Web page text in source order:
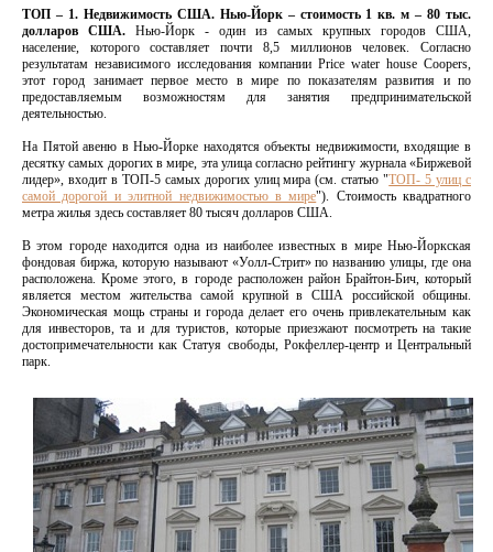
ТОП – 1. Недвижимость США. Нью-Йорк – стоимость 1 кв. м – 80 тыс.
долларов США. Нью-Йорк - один из самых крупных городов США,
население, которого составляет почти 8,5 миллионов человек. Согласно
результатам независимого исследования компании Price water house Coopers,
этот город занимает первое место в мире по показателям развития и по
предоставляемым возможностям для занятия предпринимательской
деятельностью.
На Пятой авеню в Нью-Йорке находятся объекты недвижимости, входящие в
десятку самых дорогих в мире, эта улица согласно рейтингу журнала «Биржевой
лидер», входит в ТОП-5 самых дорогих улиц мира (см. статью "ТОП- 5 улиц с
самой дорогой и элитной недвижимостью в мире"). Стоимость квадратного
метра жилья здесь составляет 80 тысяч долларов США.
В этом городе находится одна из наиболее известных в мире Нью-Йоркская
фондовая биржа, которую называют «Уолл-Стрит» по названию улицы, где она
расположена. Кроме этого, в городе расположен район Брайтон-Бич, который
является местом жительства самой крупной в США российской общины.
Экономическая мощь страны и города делает его очень привлекательным как
для инвесторов, та и для туристов, которые приезжают посмотреть на такие
достопримечательности как Статуя свободы, Рокфеллер-центр и Центральный
парк.